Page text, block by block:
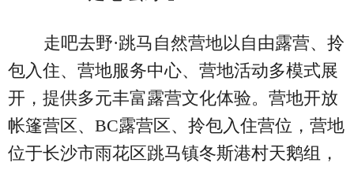
走吧去野·跳马自然营地以自由露营、拎
包入住、营地服务中心、营地活动多模式展
开，提供多元丰富露营文化体验。营地开放
帐篷营区、BC露营区、拎包入住营位，营地
位于长沙市雨花区跳马镇冬斯港村天鹅组，